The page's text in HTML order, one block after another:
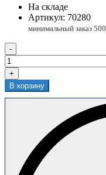
На складе
Артикул: 70280
-
+
В корзину